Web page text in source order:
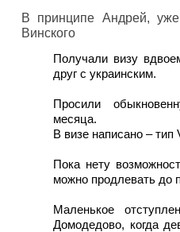
В принципе Андрей,
Винского
Получали визу
друг с украинским.
Просили
месяца.
В визе написано – тип
Пока нету
можно продлевать до
Маленькое
Домодедово, когда